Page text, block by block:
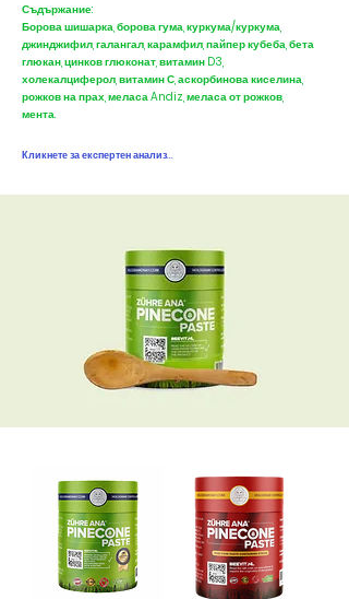
Съдържание:
Борова шишарка, борова гума, куркума/куркума,
джинджифил, галангал, карамфил, пайпер кубеба, бета
глюкан, цинков глюконат, витамин D3,
холекалциферол, витамин С, аскорбинова киселина,
рожков на прах, меласа Andiz, меласа от рожков,
мента.
Кликнете за експертен анализ...